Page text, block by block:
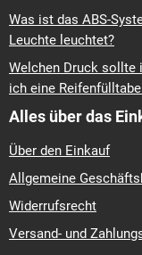
Was ist das ABS-
Leuchte leuchtet?
Welchen Druck sollte
ich eine
Alles über das
Über den Einkauf
Allgemeine
Widerrufsrecht
Versand- und